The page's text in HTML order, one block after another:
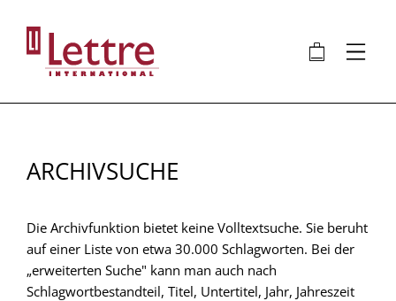
Inhalt
🛍 ⋮
ARCHIVSUCHE
Die Archivfunktion bietet keine Volltextsuche. Sie beruht
auf einer Liste von etwa 30.000 Schlagworten. Bei der
„erweiterten Suche" kann man auch nach
Schlagwortbestandteil, Titel, Untertitel, Jahr, Jahreszeit